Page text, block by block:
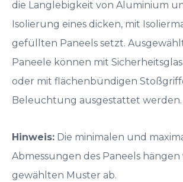
die Langlebigkeit von Aluminium
Isolierung eines dicken, mit
gefüllten Paneels setzt.
Paneele können mit
oder mit flächenbündigen
Beleuchtung ausgestattet werden.
Hinweis: Die minimalen und
Abmessungen des Paneels hängen
gewählten Muster ab.